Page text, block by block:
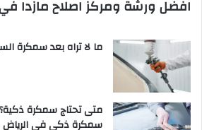
افضل ورشة ومركز اصلاح مازدا في
ما لا تراه بعد سمكرة
متى تحتاج سمكرة
سمكرة ذكي في الرياض